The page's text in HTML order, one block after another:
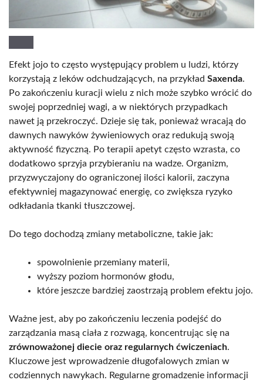
Efekt jojo to często występujący problem u ludzi, którzy
korzystają z leków odchudzających, na przykład Saxenda.
Po zakończeniu kuracji wielu z nich może szybko wrócić do
swojej poprzedniej wagi, a w niektórych przypadkach
nawet ją przekroczyć. Dzieje się tak, ponieważ wracają do
dawnych nawyków żywieniowych oraz redukują swoją
aktywność fizyczną. Po terapii apetyt często wzrasta, co
dodatkowo sprzyja przybieraniu na wadze. Organizm,
przyzwyczajony do ograniczonej ilości kalorii, zaczyna
efektywniej magazynować energię, co zwiększa ryzyko
odkładania tkanki tłuszczowej.
Do tego dochodzą zmiany metaboliczne, takie jak:
spowolnienie przemiany materii,
wyższy poziom hormonów głodu,
które jeszcze bardziej zaostrzają problem efektu jojo.
Ważne jest, aby po zakończeniu leczenia podejść do
zarządzania masą ciała z rozwagą, koncentrując się na
zrównoważonej diecie oraz regularnych ćwiczeniach.
Kluczowe jest wprowadzenie długofalowych zmian w
codziennych nawykach. Regularne gromadzenie informacji